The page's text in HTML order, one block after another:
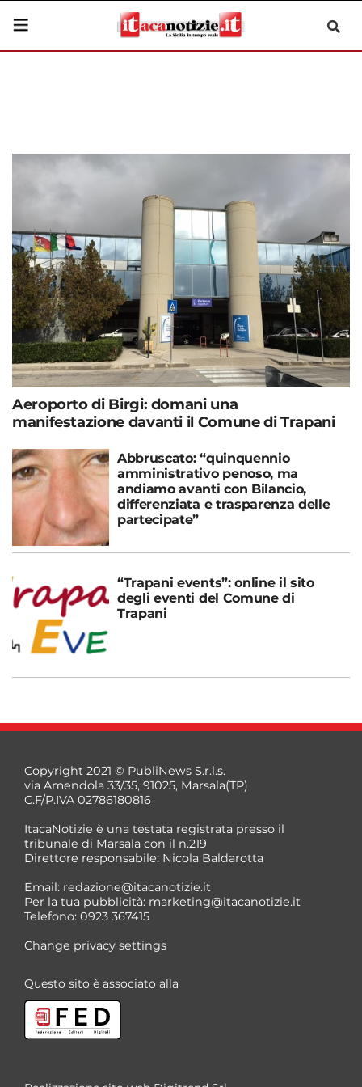
Aeroporto di Birgi: domani una
manifestazione davanti il Comune di Trapani
Abbruscato: “quinquennio
amministrativo penoso, ma
andiamo avanti con Bilancio,
differenziata e trasparenza delle
partecipate”
“Trapani events”: online il sito
degli eventi del Comune di
Trapani
Copyright 2021 © PubliNews S.r.l.s.
via Amendola 33/35, 91025, Marsala(TP)
C.F/P.IVA 02786180816
ItacaNotizie è una testata registrata presso il
tribunale di Marsala con il n.219
Direttore responsabile: Nicola Baldarotta
Email: redazione@itacanotizie.it
Per la tua pubblicità: marketing@itacanotizie.it
Telefono: 0923 367415
Change privacy settings
Questo sito è associato alla